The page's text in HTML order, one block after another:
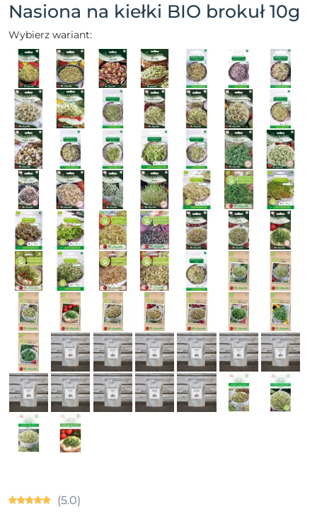
Nasiona na kiełki BIO brokuł 10g
Wybierz wariant:
(5.0)